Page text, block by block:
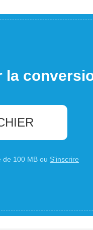
la
de 100 MB ou S'inscrire